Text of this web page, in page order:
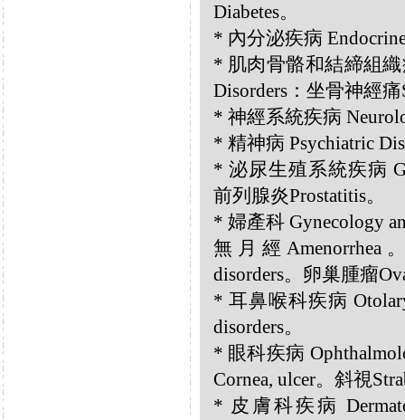
Diabetes。
* 內分泌疾病
* 肌肉骨骼和結締組織
Disorders：坐骨神經痛
* 神經系統疾病
* 精神病 Psychiatric
* 泌尿生殖系統疾病
前列腺炎Prostatitis。
* 婦產科 Gynecology
無月經Amenorrhea
disorders。卵巢腫瘤
* 耳鼻喉科疾病
disorders。
* 眼科疾病
Cornea, ulcer。斜視
* 皮膚科疾病